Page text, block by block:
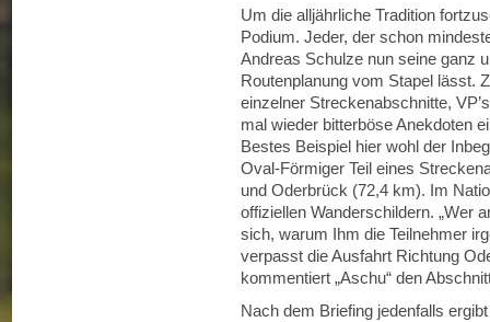
Um die alljährliche Tradition
Podium. Jeder, der schon
Andreas Schulze nun seine ganz
Routenplanung vom Stapel lässt.
einzelner Streckenabschnitte,
mal wieder bitterböse Anekdoten
Bestes Beispiel hier wohl der
Oval-Förmiger Teil eines
und Oderbrück (72,4 km). Im
offiziellen Wanderschildern. „Wer
sich, warum Ihm die Teilnehmer
verpasst die Ausfahrt Richtung
kommentiert „Aschu“ den
Nach dem Briefing jedenfalls